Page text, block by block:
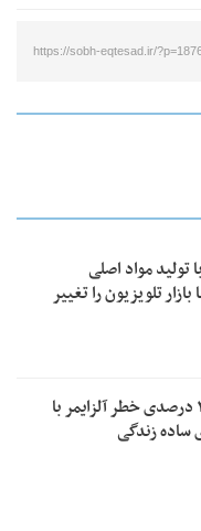
https://sobh-eqtesad.ir/
تولید مواد اصلی
تلویزیون را تغییر
کاهش ۳۸ درصدی خطر آلزایمر با
زندگی